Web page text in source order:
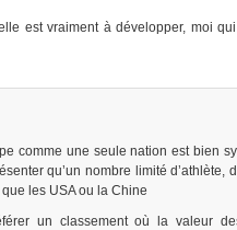
est vraiment à développer, moi
comme une seule nation est bien
qu’un nombre limité d’athlète,
les USA ou la Chine
un classement où la valeur